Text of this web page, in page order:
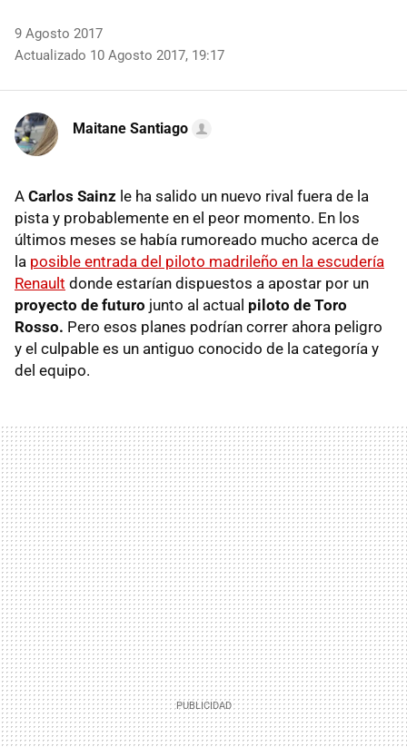
9 Agosto 2017
Actualizado 10 Agosto 2017, 19:17
Maitane Santiago
A Carlos Sainz le ha salido un nuevo rival fuera de la
pista y probablemente en el peor momento. En los
últimos meses se había rumoreado mucho acerca de
la posible entrada del piloto madrileño en la escudería
Renault donde estarían dispuestos a apostar por un
proyecto de futuro junto al actual piloto de Toro
Rosso. Pero esos planes podrían correr ahora peligro
y el culpable es un antiguo conocido de la categoría y
del equipo.